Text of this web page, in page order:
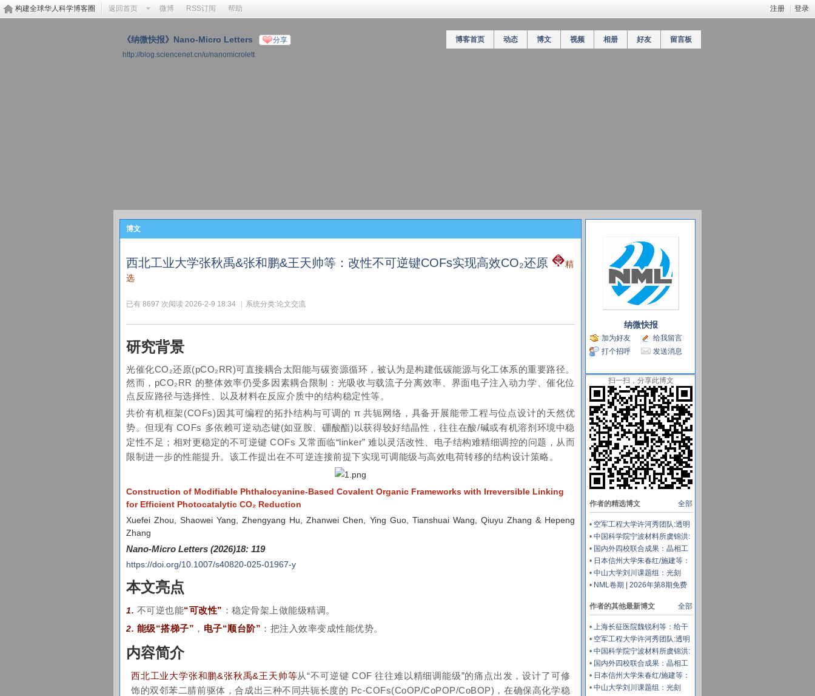
注册 登录
构建全球华人科学博客圈 返回首页 微博 RSS订阅 帮助
《纳微快报》Nano-Micro Letters 分享
http://blog.sciencenet.cn/u/nanomicrolett
博客首页 动态 博文 视频 相册 好友 留言板
博文
西北工业大学张秋禹&张和鹏&王天帅等：改性不可逆键COFs实现高效CO₂还原
精
选
已有 8697 次阅读 2026-2-9 18:34 系统分类:论文交流
研究背景
光催化CO₂还原(pCO₂RR)可直接耦合太阳能与碳资源循环，被认为是构建低碳能源与化工体系的重要路径。
然而，pCO₂RR 的整体效率仍受多因素耦合限制：光吸收与载流子分离效率、界面电子注入动力学、催化位
点反应路径与选择性、以及材料在反应介质中的结构稳定性等。
共价有机框架(COFs)因其可编程的拓扑结构与可调的 π 共轭网络，具备开展能带工程与位点设计的天然优
势。但现有 COFs 多依赖可逆动态键(如亚胺、硼酸酯)以获得较好结晶性，往往在酸/碱或有机溶剂环境中稳
定性不足；相对更稳定的不可逆键 COFs 又常面临“linker” 难以灵活改性、电子结构难精细调控的问题，从而
限制进一步的性能提升。该工作提出在不可逆连接前提下实现可调能级与高效电荷转移的结构设计策略。
Construction of Modifiable Phthalocyanine-Based Covalent Organic Frameworks with Irreversible Linking
for Efficient Photocatalytic CO₂ Reduction
Xuefei Zhou, Shaowei Yang, Zhengyang Hu, Zhanwei Chen, Ying Guo, Tianshuai Wang, Qiuyu Zhang & Hepeng
Zhang
Nano-Micro Letters (2026)18: 119
https://doi.org/10.1007/s40820-025-01967-y
本文亮点
1. 不可逆也能“可改性” ：稳定骨架上做能级精调。
2. 能级“搭梯子” ， 电子“顺台阶” ：把注入效率变成性能优势。
内容简介
西北工业大学张和鹏&张秋禹&王天帅等从“不可逆键 COF 往往难以精细调能级”的痛点出发，设计了可修
饰的双邻苯二腈前驱体，合成出三种不同共轭长度的 Pc-COFs(CoOP/CoPOP/CoBOP)，在确保高化学稳
纳微快报
加为好友
给我留言
打个招呼
发送消息
扫一扫，分享此博文
全部
作者的精选博文
• 空军工程大学许河秀团队:透明
混沌编码超表面，解锁雷达-红
外兼容隐身多尺度设计
• 中国科学院宁波材料所虞锦洪:
界面工程实现兼具超高热导率和
透波性能的柔性复合薄膜
• 国内外四校联合成果：晶相工
程加速氢反向溢流实现高效碱性
析氢
• 日本信州大学朱春红/施建等：
仿鱼鳃双效全生物质气凝胶蒸发
器克服盐积累，实现可持续太阳
• 中山大学刘川课题组：光刻
2μm图案分辨率的凝胶电解质
• NML卷期 | 2026年第8期免费
全部
作者的其他最新博文
• 上海长征医院魏锐利等：给干
细胞装上“纳米背包”，让再生治
疗从被动递送走向主动微环境调
控
• 空军工程大学许河秀团队:透明
混沌编码超表面，解锁雷达-红
外兼容隐身多尺度设计
• 中国科学院宁波材料所虞锦洪:
界面工程实现兼具超高热导率和
透波性能的柔性复合薄膜
• 国内外四校联合成果：晶相工
程加速氢反向溢流实现高效碱性
析氢
• 日本信州大学朱春红/施建等：
仿鱼鳃双效全生物质气凝胶蒸发
• 中山大学刘川课题组：光刻